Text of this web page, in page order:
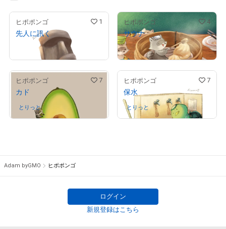
ヒポポンゴ 1
先人に訊く
販売期間外
ヒポポンゴ 4
サウナ
販売期間外
ヒポポンゴ 7
カド
とりっとさんが保有中
ヒポポンゴ 7
保水
とりっとさんが保有中
Adam byGMO ヒポポンゴ
ログイン
新規登録はこちら